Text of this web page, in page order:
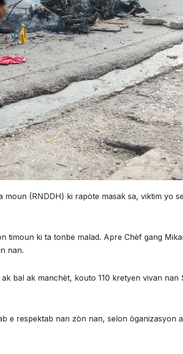
moun (RNDDH) ki rapòte masak sa, viktim yo
timoun ki ta tonbe malad. Apre Chèf gang
nan.
bal ak manchèt, kouto 110 kretyen vivan nan
e respektab nan zòn nan, selon òganizasyon